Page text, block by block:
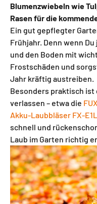
Blumenzwiebeln wie
Rasen für die
Ein gut gepflegter
Frühjahr. Denn wenn
und den Boden mit
Frostschäden und
Jahr kräftig austreiben.
Besonders praktisch ist
verlassen – etwa die
Akku-Laubbläser FX-
schnell und
Laub im Garten richtig